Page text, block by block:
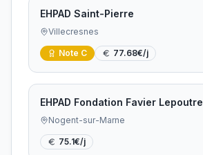
EHPAD Saint-Pierre
Villecresnes
Note C 77.68€/j
EHPAD Fondation Favier Lepoutre
Nogent-sur-Marne
75.1€/j